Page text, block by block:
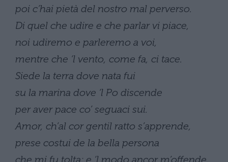
poi c’hai pietà del nostro mal perverso.
Di quel che udire e che parlar vi piace,
noi udiremo e parleremo a voi,
mentre che ‘l vento, come fa, ci tace.
Siede la terra dove nata fui
su la marina dove ‘l Po discende
per aver pace co’ seguaci sui.
Amor, ch’al cor gentil ratto s’apprende,
prese costui de la bella persona
che mi fu tolta; e ‘l modo ancor m’offende.